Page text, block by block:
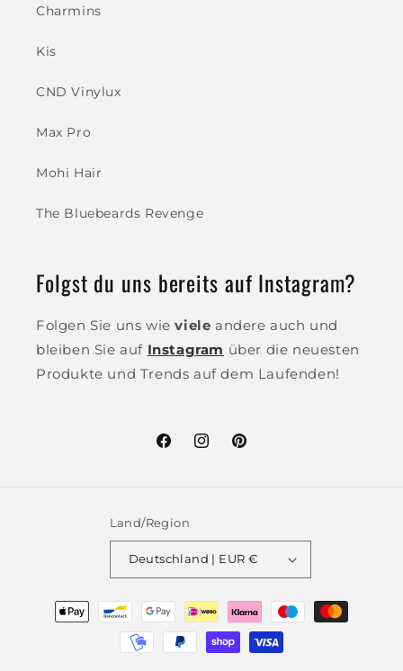
Charmins
Kis
CND Vinylux
Max Pro
Mohi Hair
The Bluebeards Revenge
Folgst du uns bereits auf Instagram?
Folgen Sie uns wieviele andere auch und
bleiben Sie auf Instagram über die neuesten
Produkte und Trends auf dem Laufenden!
FacebookInstagramPinterest
Land/Region
Deutschland | EUR €
Zahlungsmethoden